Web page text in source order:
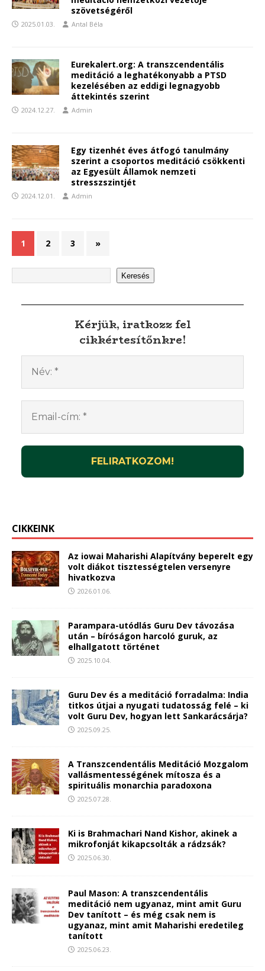
szövetségéről
2025.01.03. Antal Béla
Eurekalert.org: A transzcendentális
meditáció a leghatékonyabb a PTSD
kezelésében az eddigi legnagyobb
áttekintés szerint
2024.12.27. Admin
Egy tizenhét éves átfogó tanulmány
szerint a csoportos meditáció csökkenti
az Egyesült Államok nemzeti
stresszszintjét
2024.12.01. Admin
1 2 3 »
Keresés
Kérjük, iratkozz fel
cikkértesítőnkre!
CIKKEINK
Az iowai Maharishi Alapítvány beperelt egy
volt diákot tisztességtelen versenyre
hivatkozva
2026.01.06.
Parampara-utódlás Guru Dev távozása
után – bíróságon harcoló guruk, az
elhallgatott történet
2025.10.04.
Guru Dev és a meditáció forradalma: India
titkos útjai a nyugati tudatosság felé – ki
volt Guru Dev, hogyan lett Sankarácsárja?
2025.09.25.
A Transzcendentális Meditáció Mozgalom
vallásmentességének mítosza és a
spirituális monarchia paradoxona
2025.07.28.
Ki is Brahmachari Nand Kishor, akinek a
mikrofonját kikapcsolták a rádzsák?
2025.06.30.
Paul Mason: A transzcendentális
meditáció nem ugyanaz, mint amit Guru
Dev tanított – és még csak nem is
ugyanaz, mint amit Maharishi eredetileg
tanított
2025.06.23.